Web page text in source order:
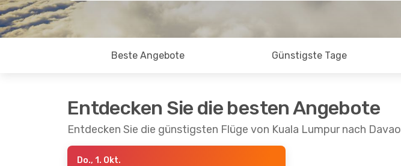
Beste Angebote Günstigste Tage
Entdecken Sie die besten Angebote
Entdecken Sie die günstigsten Flüge von Kuala Lumpur nach Davao
Do., 1. Okt.